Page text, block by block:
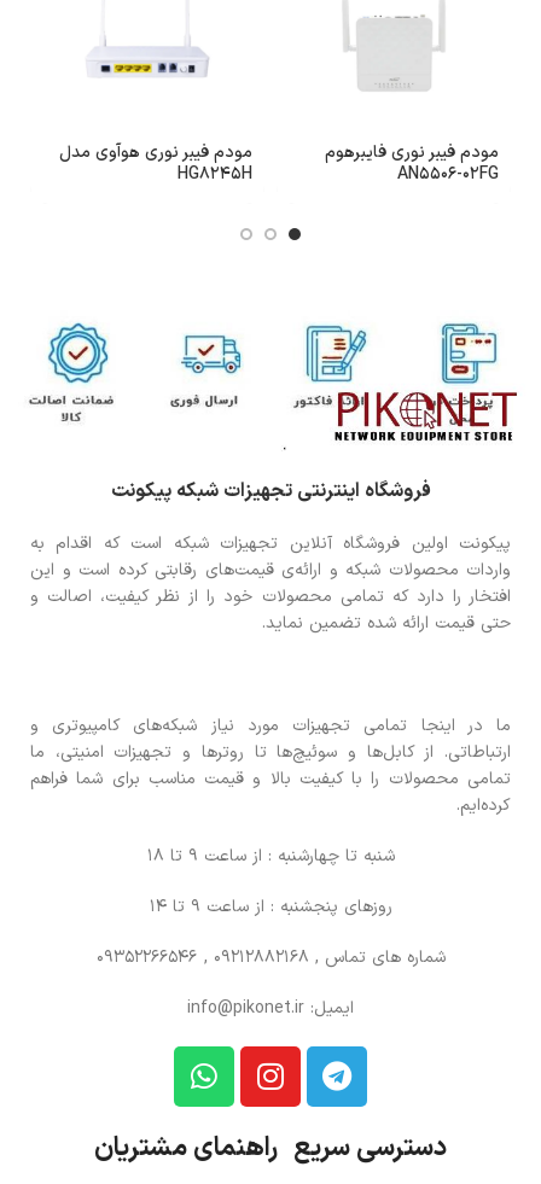
مودم فیبر نوری فایبرهوم
AN5506-02FG
مودم فیبر نوری هوآوی مدل
HG8245H
فروشگاه اینترنتی تجهیزات شبکه پیکونت
پیکونت اولین فروشگاه آنلاین تجهیزات شبکه است که اقدام به
واردات محصولات شبکه و ارائه‌ی قیمت‌های رقابتی کرده است و این
افتخار را دارد که تمامی محصولات خود را از نظر کیفیت، اصالت و
حتی قیمت ارائه شده تضمین نماید.
ما در اینجا تمامی تجهیزات مورد نیاز شبکه‌های کامپیوتری و
ارتباطاتی. از کابل‌ها و سوئیچ‌ها تا روترها و تجهیزات امنیتی، ما
تمامی محصولات را با کیفیت بالا و قیمت مناسب برای شما فراهم
کرده‌ایم.
شنبه تا چهارشنبه : از ساعت 9 تا 18
روزهای پنجشنبه : از ساعت 9 تا 14
شماره های تماس , 09212882168 , 09352266546
ایمیل: info@pikonet.ir
دسترسی سریع راهنمای مشتریان